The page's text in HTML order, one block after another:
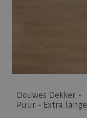
Douwes Dekker -
Puur - Extra lange